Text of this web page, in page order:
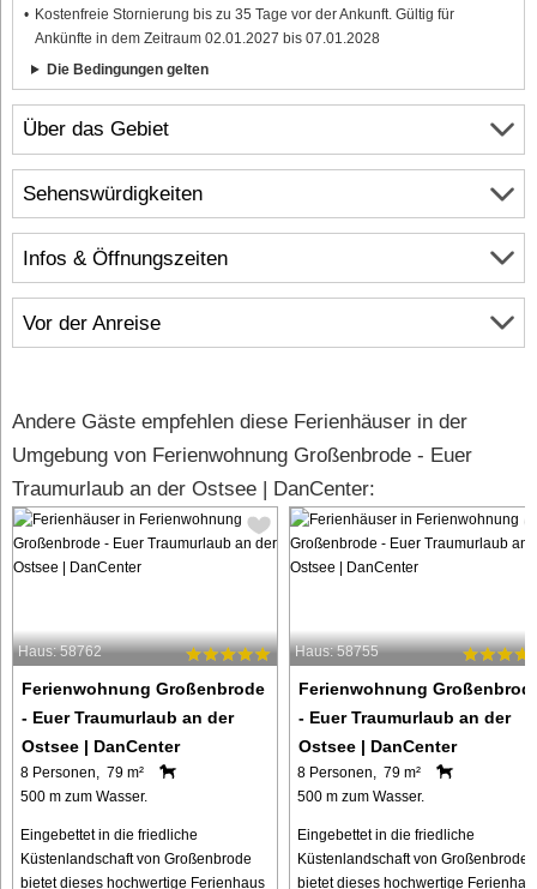
Über das Gebiet
Infos & Öffnungszeiten
Vor der Anreise
Kostenfreie Stornierung bis zu 35 Tage vor der Ankunft. Gültig für
Ankünfte in dem Zeitraum 02.01.2027 bis 07.01.2028
Die Bedingungen gelten
Sehenswürdigkeiten
Andere Gäste empfehlen diese Ferienhäuser in der
Umgebung von Ferienwohnung Großenbrode - Euer
Traumurlaub an der Ostsee | DanCenter:
Haus: 58762
Ferienwohnung Großenbrode
- Euer Traumurlaub an der
Ostsee | DanCenter
8 Personen, 79 m²
500 m zum Wasser.
Eingebettet in die friedliche
Küstenlandschaft von Großenbrode
bietet dieses hochwertige Ferienhaus
Haus: 58755
Ferienwohnung
- Euer Traumurlaub an der
Ostsee | DanCenter
8 Personen, 79 m²
500 m zum Wasser.
Eingebettet in die friedliche
Küstenlandschaft von Großenbrode
bietet dieses hochwertige